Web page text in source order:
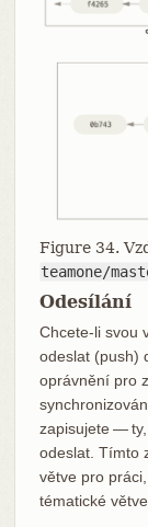
Figure 34.
teamone/
Odesílání
Chcete-li svou
odeslat (push)
oprávnění pro
zapisujete —
odeslat. Tímto
větve pro
tématické